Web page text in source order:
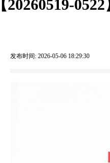
【20260519-
发布时间: 2026-05-06 18:29:30